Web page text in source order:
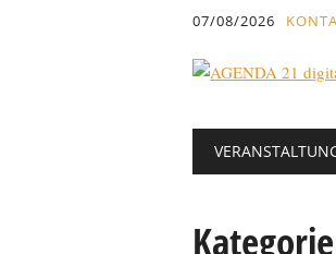
07/08/2026
Abbrechen